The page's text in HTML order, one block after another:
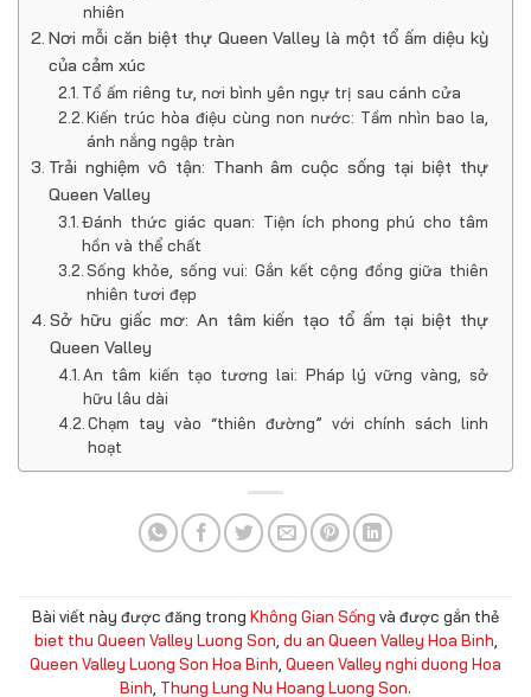
nhiên
Nơi mỗi căn biệt thự Queen Valley là một tổ ấm diệu kỳ
của cảm xúc
Tổ ấm riêng tư, nơi bình yên ngự trị sau cánh cửa
Kiến trúc hòa điệu cùng non nước: Tầm nhìn bao la,
ánh nắng ngập tràn
Trải nghiệm vô tận: Thanh âm cuộc sống tại biệt thự
Queen Valley
Đánh thức giác quan: Tiện ích phong phú cho tâm
hồn và thể chất
Sống khỏe, sống vui: Gắn kết cộng đồng giữa thiên
nhiên tươi đẹp
Sở hữu giấc mơ: An tâm kiến tạo tổ ấm tại biệt thự
Queen Valley
An tâm kiến tạo tương lai: Pháp lý vững vàng, sở
hữu lâu dài
Chạm tay vào “thiên đường” với chính sách linh
hoạt
Bài viết này được đăng trong Không Gian Sống và được gắn thẻ
biet thu Queen Valley Luong Son, du an Queen Valley Hoa Binh,
Queen Valley Luong Son Hoa Binh, Queen Valley nghi duong Hoa
Binh, Thung Lung Nu Hoang Luong Son.